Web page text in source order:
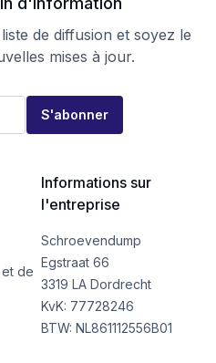
de diffusion et soyez le
mises à jour.
S'abonner
de
Informations sur
l'entreprise
Schroevendump
Egstraat 66
3319 LA Dordrecht
KvK: 77728246
BTW: NL861112556B01